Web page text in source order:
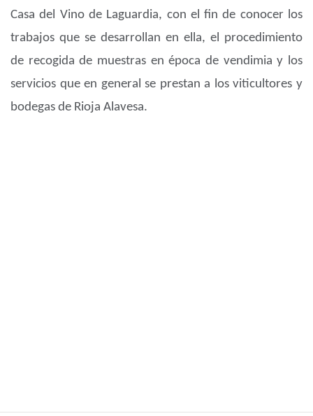
Casa del Vino de Laguardia, con el fin de conocer los
trabajos que se desarrollan en ella, el procedimiento
de recogida de muestras en época de vendimia y los
servicios que en general se prestan a los viticultores y
bodegas de Rioja Alavesa.